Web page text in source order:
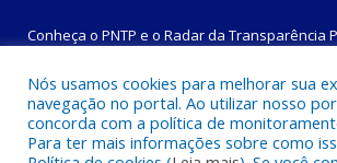
Conheça o PNTP e o Radar da Transparência
Todos os direitos reservados a
Nós usamos cookies para melhorar sua
navegação no portal. Ao utilizar nosso
concorda com a política de
Para ter mais informações sobre como